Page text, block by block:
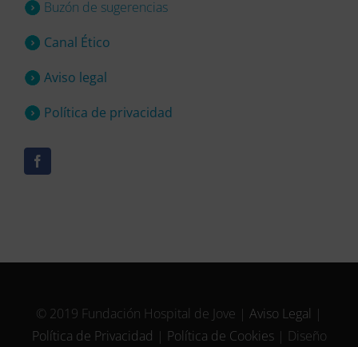
Buzón de sugerencias
Canal Ético
Aviso legal
Política de privacidad
© 2019 Fundación Hospital de Jove | Aviso Legal |
Política de Privacidad | Política de Cookies| Diseño